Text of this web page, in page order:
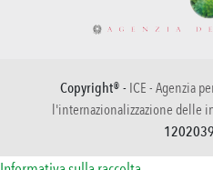
Copyright® - ICE - Agenzia
l'internazionalizzazione delle